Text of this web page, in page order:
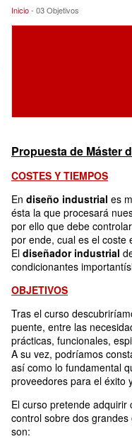
03 Objetivos
Inicio- 03 Objetivos
Propuesta de Máster
COSTES Y TIEMPOS
En diseño industrial es
ésta la que procesará
por ello que debe
por ende, cual es el coste
El diseñador industrial
condicionantes
OBJETIVOS
Tras el curso
puente, entre las
prácticas, funcionales,
A su vez, podríamos
así como lo fundamental
proveedores para el éxito
El curso pretende
control sobre dos
son: